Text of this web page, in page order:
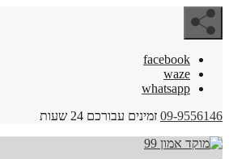
facebook
waze
whatsapp
09-9556146 זמינים עבורכם 24 שעות